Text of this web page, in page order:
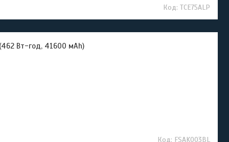
TCE75ALP
Вт-год, 41600 мАh)
FSAK003BL